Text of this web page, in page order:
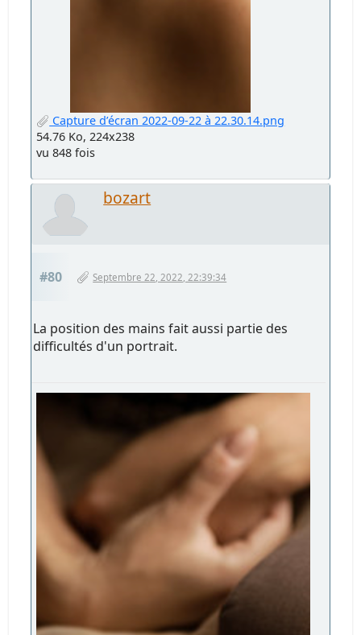
Capture d’écran 2022-09-22 à 22.30.14.png
54.76 Ko, 224x238
vu 848 fois
bozart
#80 Septembre 22, 2022, 22:39:34
La position des mains fait aussi partie des
difficultés d'un portrait.